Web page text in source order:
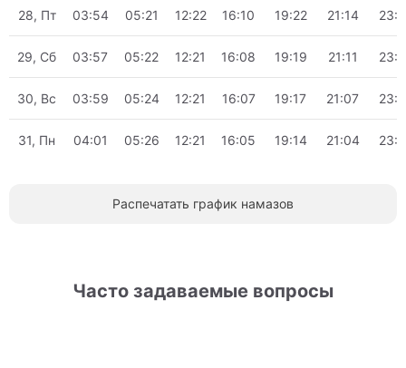
28, Пт 03:54 05:21 12:22 16:10 19:22 21:14
29, Сб 03:57 05:22 12:21 16:08 19:19 21:11
30, Вс 03:59 05:24 12:21 16:07 19:17 21:07
31, Пн 04:01 05:26 12:21 16:05 19:14 21:04
Распечатать график намазов
Часто задаваемые вопросы